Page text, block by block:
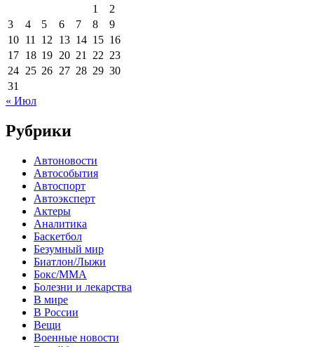
1
2
3
4 5 6 7 8
9
10 11 12 13 14 15 16
17 18 19 20 21 22 23
24 25 26 27 28 29 30
31
« Июл
Рубрики
Автоновости
Автособытия
Автоспорт
Автоэксперт
Актеры
Аналитика
Баскетбол
Безумный мир
Биатлон/Лыжи
Бокс/MMA
Болезни и лекарства
В мире
В России
Вещи
Военные новости